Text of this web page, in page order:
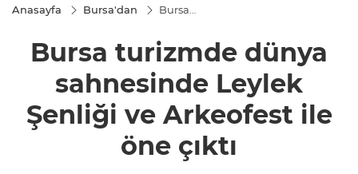
Anasayfa Bursa'dan
Bursa
sahnesinde
Leylek
Şenliği ve
Arkeofest
Bursa turizmde dünya
sahnesinde Leylek
Şenliği ve Arkeofest ile
öne çıktı